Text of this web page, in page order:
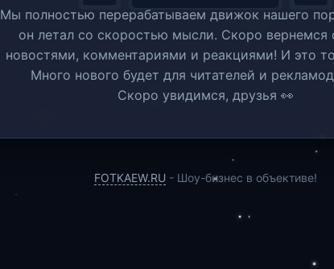
Мы полностью перерабатываем движок нашего
он летал со скоростью мысли. Скоро вернемся
новостями, комментариями и реакциями! И это
Много нового будет для читателей и
Скоро увидимся, друзья 👀
FOTKAEW.RU - Шоу-бизнес в объективе!